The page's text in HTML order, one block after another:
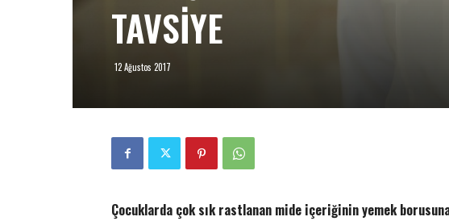
TAVSİYE
12 Ağustos 2017
Çocuklarda çok sık rastlanan mide içeriğinin yemek